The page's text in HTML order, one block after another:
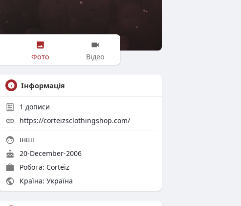
Фото Відео
Інформація
1 дописи
https://corteizsclothingshop.com/
інші
20-December-2006
Робота: Corteiz
Країна: Україна